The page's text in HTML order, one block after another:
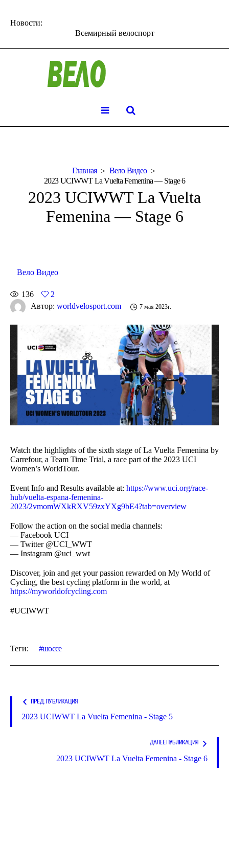
Новости:
Всемирный велоспорт
Главная
Вело Видео
2023 UCIWWT La Vuelta Femenina — Stage 6
2023 UCIWWT La Vuelta
Femenina — Stage 6
Вело Видео
136
2
Автор: worldvelosport.com 7 мая 2023г.
Watch the highlights of the sixth stage of La Vuelta Femenina by
Carrefour, a Team Time Trial, a race part of the 2023 UCI
Women’s WorldTour.
Event Info and Results available at: https://www.uci.org/race-
hub/vuelta-espana-femenina-
2023/2vmomWXkRXV59zxYXg9bE4?tab=overview
Follow the action on the social media channels:
— Facebook UCI
— Twitter @UCI_WWT
— Instagram @uci_wwt
Discover, join and get your passion rewarded on My World of
Cycling, the best cycling platform in the world, at
https://myworldofcycling.com
#UCIWWT
Теги: шоссе
ПРЕД. ПУБЛИКАЦИЯ
2023 UCIWWT La Vuelta Femenina - Stage 5
ДАЛЕЕ ПУБЛИКАЦИЯ
2023 UCIWWT La Vuelta Femenina - Stage 6